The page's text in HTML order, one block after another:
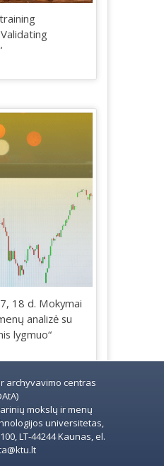
18 d. Mokymai
analizė su
lygmuo“
archyvavimo centras
mokslų ir menų
universitetas,
LT-44244 Kaunas, el.